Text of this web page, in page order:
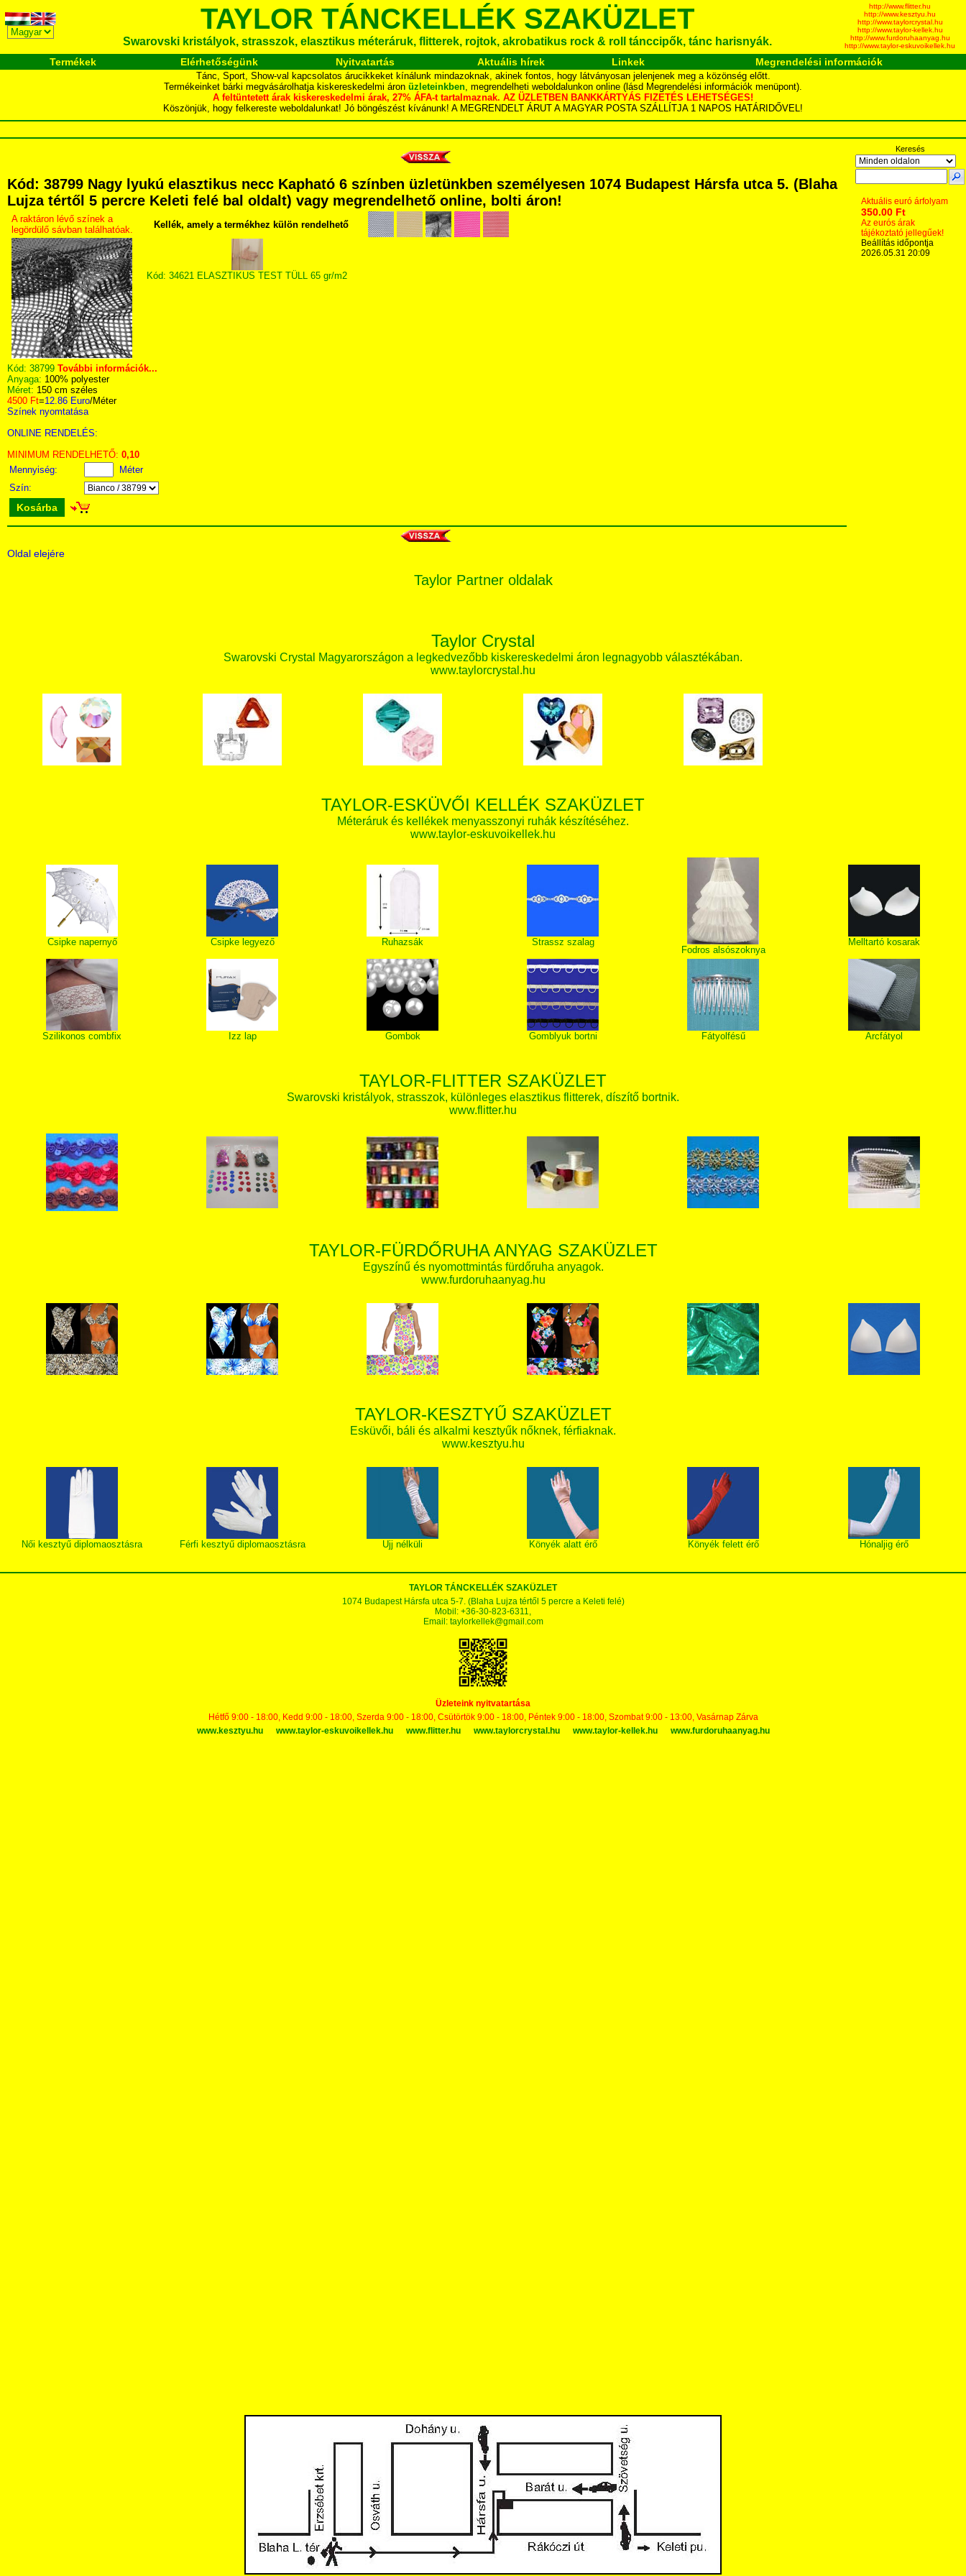
TAYLOR TÁNCKELLÉK SZAKÜZLET
Swarovski kristályok, strasszok, elasztikus méteráruk, flitterek, rojtok, akrobatikus rock & roll tánccipők, tánc harisnyák.
http://www.flitter.hu
http://www.kesztyu.hu
http://www.taylorcrystal.hu
http://www.taylor-kellek.hu
http://www.furdoruhaanyag.hu
http://www.taylor-eskuvoikellek.hu
Termékek Elérhetőségünk Nyitvatartás Aktuális hírek Linkek Megrendelési információk
Tánc, Sport, Show-val kapcsolatos árucikkeket kínálunk mindazoknak, akinek fontos, hogy látványosan jelenjenek meg a közönség előtt.
Termékeinket bárki megvásárolhatja kiskereskedelmi áron üzleteinkben, megrendelheti weboldalunkon online (lásd Megrendelési információk menüpont).
A feltüntetett árak kiskereskedelmi árak, 27% ÁFA-t tartalmaznak. AZ ÜZLETBEN BANKKÁRTYÁS FIZETÉS LEHETSÉGES!
Köszönjük, hogy felkereste weboldalunkat! Jó böngészést kívánunk! A MEGRENDELT ÁRUT A MAGYAR POSTA SZÁLLÍTJA 1 NAPOS HATÁRIDŐVEL!
Kód: 38799 Nagy lyukú elasztikus necc Kapható 6 színben üzletünkben személyesen 1074 Budapest Hársfa utca 5. (Blaha
Lujza tértől 5 percre Keleti felé bal oldalt) vagy megrendelhető online, bolti áron!
A raktáron lévő színek a
legördülő sávban találhatóak.
Kellék, amely a termékhez külön rendelhető
Kód: 34621 ELASZTIKUS TEST TÜLL 65 gr/m2
Kód: 38799 További információk...
Anyaga: 100% polyester
Méret: 150 cm széles
4500 Ft=12.86 Euro/Méter
Színek nyomtatása
ONLINE RENDELÉS:
MINIMUM RENDELHETŐ: 0,10
Mennyiség:
Méter
Szín:
Kosárba
Oldal elejére
Keresés
Aktuális euró árfolyam
350.00 Ft
Az eurós árak
tájékoztató jellegűek!
Beállítás időpontja
2026.05.31 20:09
Taylor Partner oldalak
Taylor Crystal
Swarovski Crystal Magyarországon a legkedvezőbb kiskereskedelmi áron legnagyobb választékában.
www.taylorcrystal.hu
TAYLOR-ESKÜVŐI KELLÉK SZAKÜZLET
Méteráruk és kellékek menyasszonyi ruhák készítéséhez.
www.taylor-eskuvoikellek.hu
Csipke napernyő Csipke legyező Ruhazsák Strassz szalag
Fodros alsószoknya
Melltartó kosarak
Szilikonos combfix Izz lap Gombok Gomblyuk bortni Fátyolfésű Arcfátyol
TAYLOR-FLITTER SZAKÜZLET
Swarovski kristályok, strasszok, különleges elasztikus flitterek, díszítő bortnik.
www.flitter.hu
TAYLOR-FÜRDŐRUHA ANYAG SZAKÜZLET
Egyszínű és nyomottmintás fürdőruha anyagok.
www.furdoruhaanyag.hu
TAYLOR-KESZTYŰ SZAKÜZLET
Esküvői, báli és alkalmi kesztyűk nőknek, férfiaknak.
www.kesztyu.hu
Női kesztyű diplomaosztásra Férfi kesztyű diplomaosztásra Ujj nélküli Könyék alatt érő Könyék felett érő Hónaljig érő
TAYLOR TÁNCKELLÉK SZAKÜZLET
1074 Budapest Hársfa utca 5-7. (Blaha Lujza tértől 5 percre a Keleti felé)
Mobil: +36-30-823-6311,
Email: taylorkellek@gmail.com
Üzleteink nyitvatartása
Hétfő 9:00 - 18:00, Kedd 9:00 - 18:00, Szerda 9:00 - 18:00, Csütörtök 9:00 - 18:00, Péntek 9:00 - 18:00, Szombat 9:00 - 13:00, Vasárnap Zárva
www.kesztyu.hu
www.taylor-eskuvoikellek.hu www.flitter.hu www.taylorcrystal.hu www.taylor-kellek.hu www.furdoruhaanyag.hu